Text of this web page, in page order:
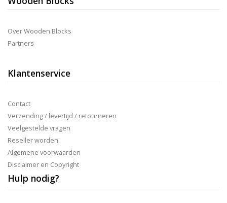
Over Wooden Blocks
Partners
Klantenservice
Contact
Verzending / levertijd / retourneren
Veelgestelde vragen
Reseller worden
Algemene voorwaarden
Disclaimer en Copyright
Hulp nodig?